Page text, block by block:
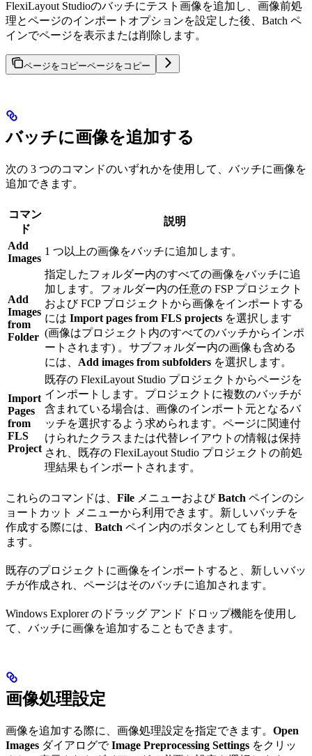
FlexiLayout Studioのバッチにテスト画像を追加し、画像前処
理とページのインポートオプションを設定した後、Batch ペ
インでページを表示または削除します。
ページをコピーページをコピー
バッチに画像を追加する
次の 3 つのコマンドのいずれかを使用して、バッチに画像を
追加できます。
コマン
ド
説明
Add
Images
1 つ以上の画像をバッチに追加します。
Add
Images
from
Folder
指定したフォルダー内のすべての画像をバッチに追
加します。フォルダー内の任意の FSP プロジェクト
および FCP プロジェクトから画像をインポートする
には Import pages from FLS projects を選択します
(画像はプロジェクト内のすべてのバッチからインポ
ートされます) 。サブフォルダー内の画像も含める
には、 Add images from subfolders を選択します。
Import
Pages
from
FLS
Project
既存の FlexiLayout Studio プロジェクトからページを
インポートします。プロジェクトに複数のバッチが
含まれている場合は、画像のインポート元となるバ
ッチを選択するよう求められます。ページに関連付
けられたクラスまたは代替レイアウトの情報は保持
され、既存の FlexiLayout Studio プロジェクトの前処
理結果もインポートされます。
これらのコマンドは、 File メニューおよびBatch ペインのシ
ョートカット メニューから利用できます。新しいバッチを
作成する際には、 Batch ペイン内のボタンとしても利用でき
ます。
既存のプロジェクトに画像をインポートすると、新しいバッ
チが作成され、ページはそのバッチに追加されます。
Windows Explorer のドラッグ アンド ドロップ機能を使用し
て、バッチに画像を追加することもできます。
画像処理設定
画像を追加する際に、画像処理設定を指定できます。 Open
Images ダイアログでImage Preprocessing Settings をクリッ